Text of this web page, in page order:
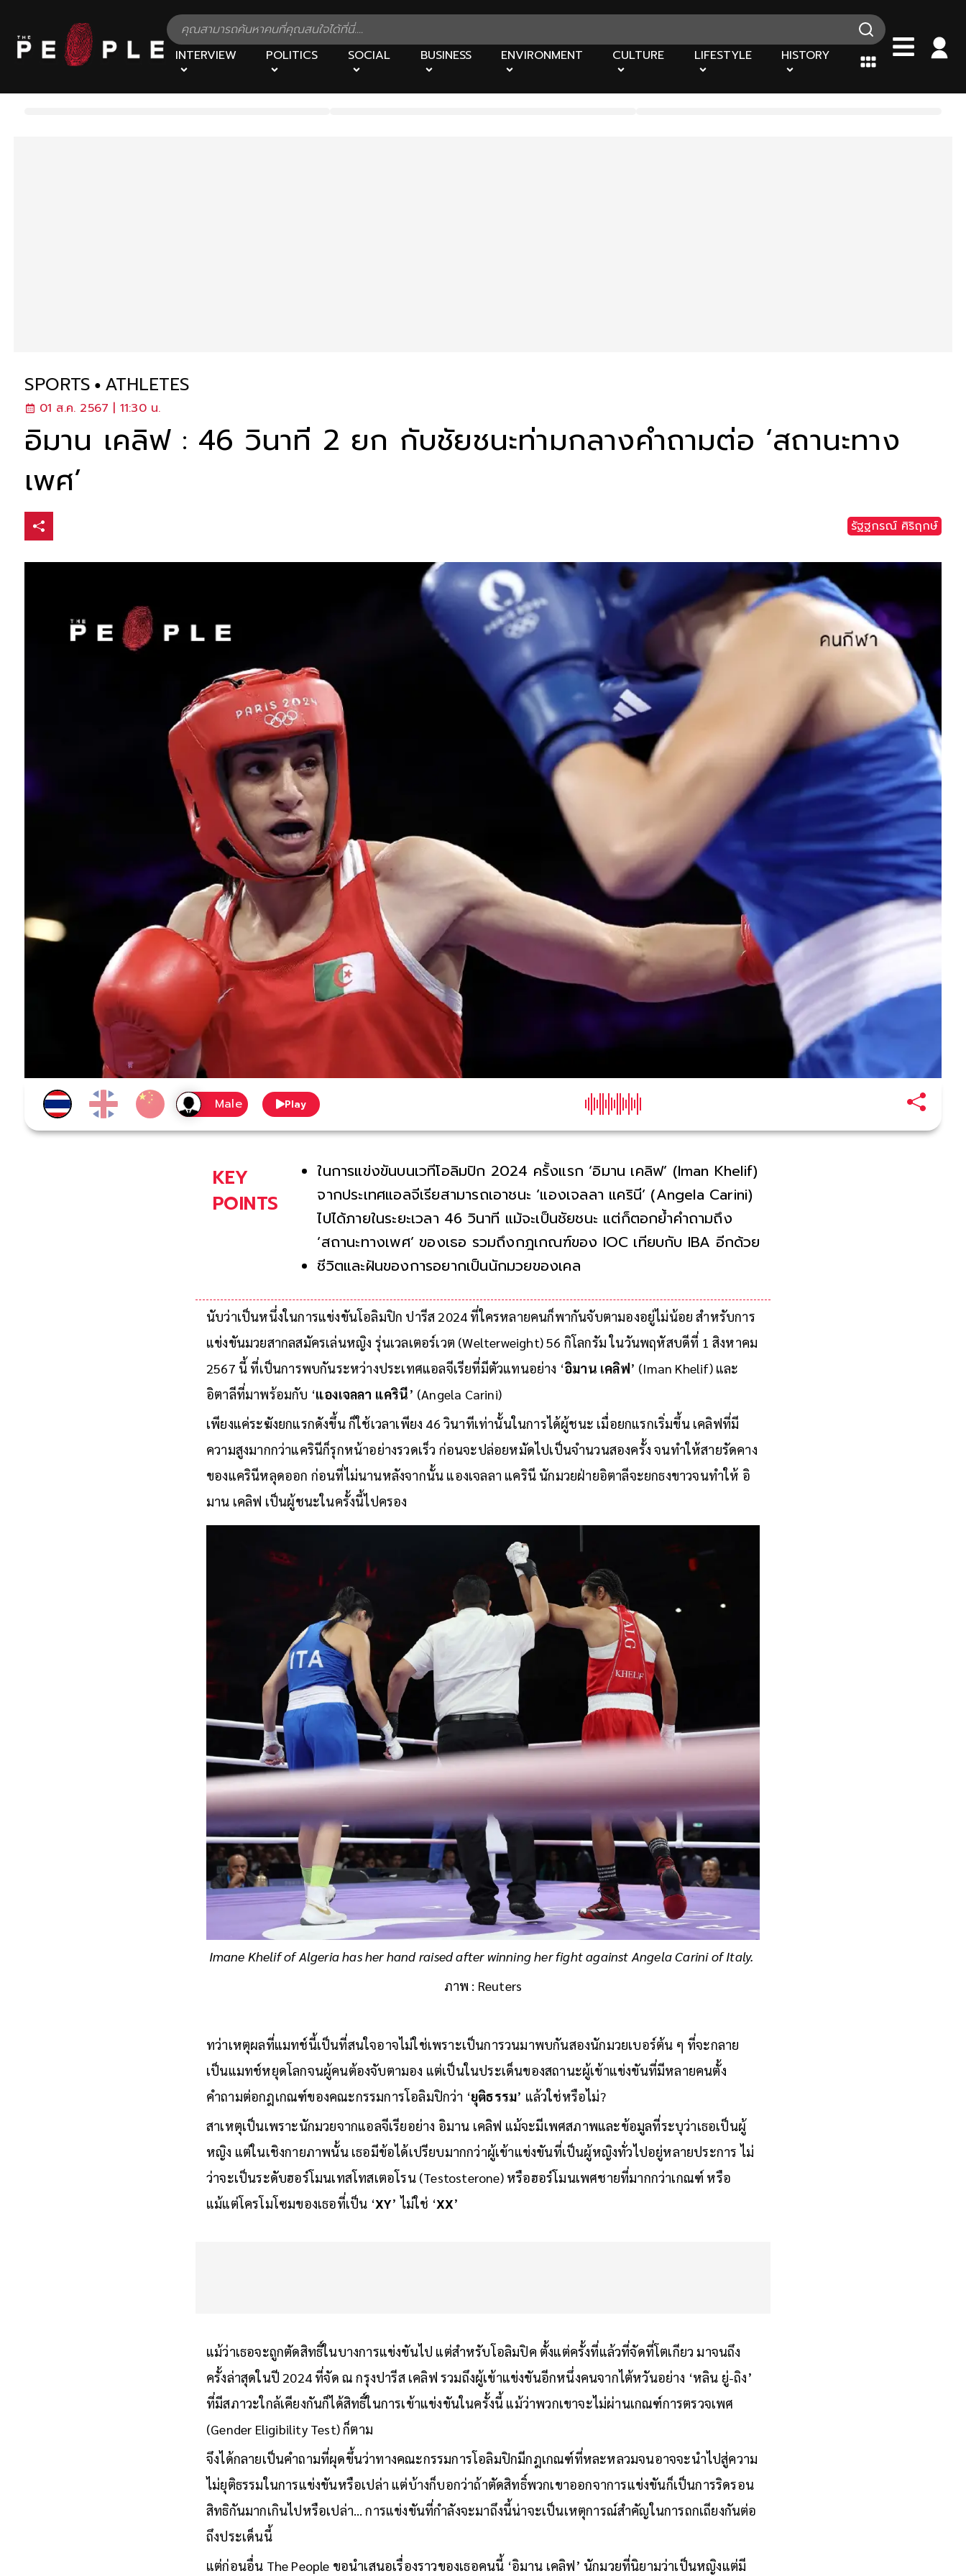
INTERVIEW POLITICS SOCIAL BUSINESS ENVIRONMENT CULTURE LIFESTYLE HISTORY
SPORTS ATHLETES
01 ส.ค. 2567 | 11:30 น.
อิมาน เคลิฟ : 46 วินาที 2 ยก กับชัยชนะท่ามกลางคำถามต่อ ‘สถานะทาง
เพศ’
รัฐฐกรณ์ ศิริฤกษ์
Play
KEY
POINTS
ในการแข่งขันบนเวทีโอลิมปิก 2024 ครั้งแรก ‘อิมาน เคลิฟ’ (Iman Khelif)
จากประเทศแอลจีเรียสามารถเอาชนะ ‘แองเจลลา แครินี’ (Angela Carini)
ไปได้ภายในระยะเวลา 46 วินาที แม้จะเป็นชัยชนะ แต่ก็ตอกย้ำคำถามถึง
‘สถานะทางเพศ’ ของเธอ รวมถึงกฎเกณฑ์ของ IOC เทียบกับ IBA อีกด้วย
ชีวิตและฝันของการอยากเป็นนักมวยของเคลิฟที่เติบโตขึ้นมาในหมู่บ้านชนบท
นับว่าเป็นหนึ่งในการแข่งขันโอลิมปิก ปารีส 2024 ที่ใครหลายคนก็พากันจับตามองอยู่ไม่น้อย สำหรับการ
แข่งขันมวยสากลสมัครเล่นหญิง รุ่นเวลเตอร์เวต (Welterweight) 56 กิโลกรัม ในวันพฤหัสบดีที่ 1 สิงหาคม
2567 นี้ ที่เป็นการพบกันระหว่างประเทศแอลจีเรียที่มีตัวแทนอย่าง ‘
อิตาลีที่มาพร้อมกับ ‘แองเจลลา แครินี’ (Angela Carini)
เพียงแค่ระฆังยกแรกดังขึ้น ก็ใช้เวลาเพียง 46 วินาทีเท่านั้นในการได้ผู้ชนะ เมื่อยกแรกเริ่มขึ้น เคลิฟที่มี
ความสูงมากกว่าแครินีก็รุกหน้าอย่างรวดเร็ว ก่อนจะปล่อยหมัดไปเป็นจำนวนสองครั้ง จนทำให้สายรัดคาง
ของแครินีหลุดออก ก่อนที่ไม่นานหลังจากนั้น แองเจลลา แครินี นักมวยฝ่ายอิตาลีจะยกธงขาวจนทำให้ อิ
มาน เคลิฟ เป็นผู้ชนะในครั้งนี้ไปครอง
Imane Khelif of Algeria has her hand raised after winning her fight against Angela Carini of Italy.
ทว่าเหตุผลที่แมทช์นี้เป็นที่สนใจอาจไม่ใช่เพราะเป็นการวนมาพบกันสองนักมวยเบอร์ต้น ๆ ที่จะกลาย
เป็นแมทช์หยุดโลกจนผู้คนต้องจับตามอง แต่เป็นในประเด็นของสถานะผู้เข้าแข่งขันที่มีหลายคนตั้ง
คำถามต่อกฎเกณฑ์ของคณะกรรมการโอลิมปิกว่า ‘ ยุติธรรม’ แล้วใช่หรือไม่?
สาเหตุเป็นเพราะนักมวยจากแอลจีเรียอย่าง อิมาน เคลิฟ แม้จะมีเพศสภาพและข้อมูลที่ระบุว่าเธอเป็นผู้
หญิง แต่ในเชิงกายภาพนั้น เธอมีข้อได้เปรียบมากกว่าผู้เข้าแข่งขันที่เป็นผู้หญิงทั่วไปอยู่หลายประการ ไม่
ว่าจะเป็นระดับฮอร์โมนเทสโทสเตอโรน (Testosterone) หรือฮอร์โมนเพศชายที่มากกว่าเกณฑ์ หรือ
แม้ว่าเธอจะถูกตัดสิทธิ์ในบางการแข่งขันไป แต่สำหรับโอลิมปิค ตั้งแต่ครั้งที่แล้วที่จัดที่โตเกียว มาจนถึง
ครั้งล่าสุดในปี 2024 ที่จัด ณ กรุงปารีส เคลิฟ รวมถึงผู้เข้าแข่งขันอีกหนึ่งคนจากไต้หวันอย่าง ‘หลิน ยู่-ถิง’
ที่มีสภาวะใกล้เคียงกันก็ได้สิทธิ์ในการเข้าแข่งขันในครั้งนี้ แม้ว่าพวกเขาจะไม่ผ่านเกณฑ์การตรวจเพศ
(Gender Eligibility Test) ก็ตาม
จึงได้กลายเป็นคำถามที่ผุดขึ้นว่าทางคณะกรรมการโอลิมปิกมีกฎเกณฑ์ที่หละหลวมจนอาจจะนำไปสู่ความ
ไม่ยุติธรรมในการแข่งขันหรือเปล่า แต่บ้างก็บอกว่าถ้าตัดสิทธิ์พวกเขาออกจาการแข่งขันก็เป็นการริดรอน
สิทธิกันมากเกินไปหรือเปล่า… การแข่งขันที่กำลังจะมาถึงนี้น่าจะเป็นเหตุการณ์สำคัญในการถกเถียงกันต่อ
ถึงประเด็นนี้